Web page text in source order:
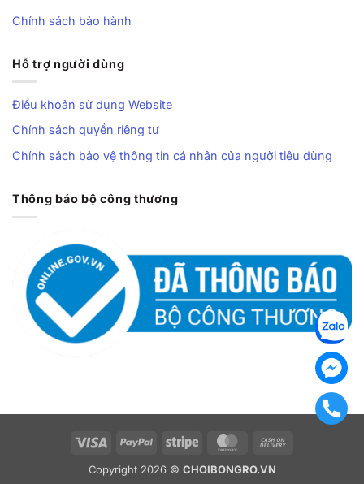
Chính sách bảo hành
Hỗ trợ người dùng
Điều khoản sử dụng Website
Chính sách quyền riêng tư
Chính sách bảo vệ thông tin cá nhân của người tiêu dùng
Thông báo bộ công thương
Visa PayPal Stripe MasterCard
Copyright 2026 © CHOIBONGRO.VN